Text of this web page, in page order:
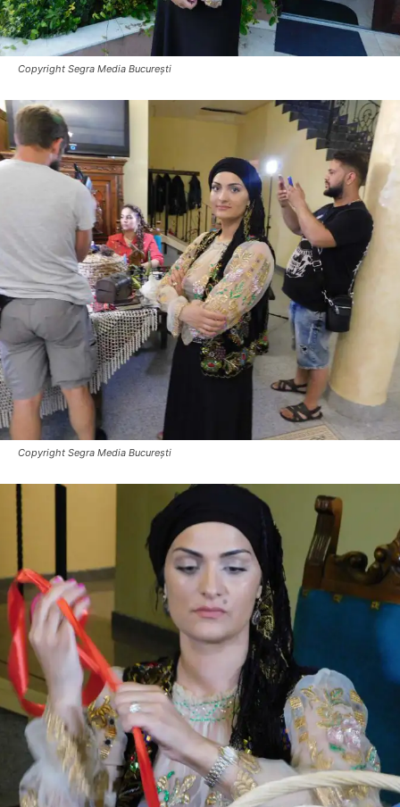
Copyright Segra Media București
Copyright Segra Media București